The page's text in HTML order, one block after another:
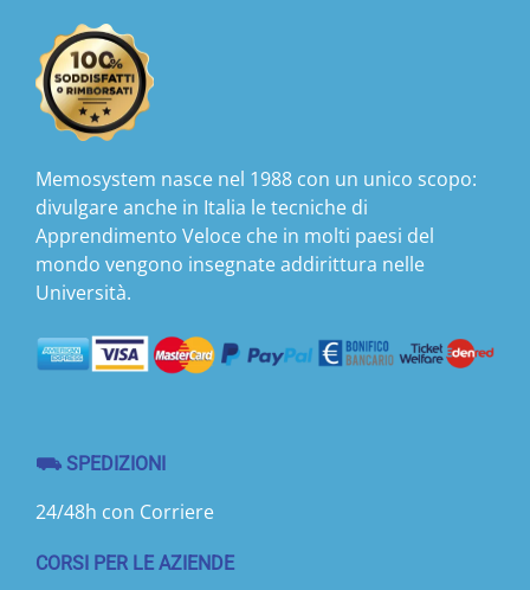
Memosystem nasce nel 1988 con un unico scopo:
divulgare anche in Italia le tecniche di
Apprendimento Veloce che in molti paesi del
mondo vengono insegnate addirittura nelle
Università.
⛟ SPEDIZIONI
24/48h con Corriere
CORSI PER LE AZIENDE